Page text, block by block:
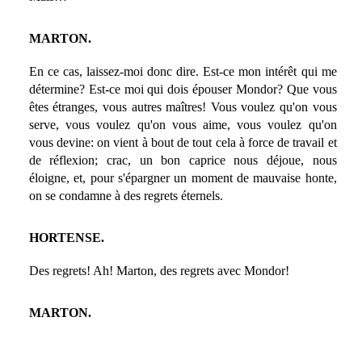
MARTON.
En ce cas, laissez-moi donc dire. Est-ce mon intérêt qui me
détermine? Est-ce moi qui dois épouser Mondor? Que vous
êtes étranges, vous autres maîtres! Vous voulez qu'on vous
serve, vous voulez qu'on vous aime, vous voulez qu'on
vous devine: on vient à bout de tout cela à force de travail et
de réflexion; crac, un bon caprice nous déjoue, nous
éloigne, et, pour s'épargner un moment de mauvaise honte,
on se condamne à des regrets éternels.
HORTENSE.
Des regrets! Ah! Marton, des regrets avec Mondor!
MARTON.